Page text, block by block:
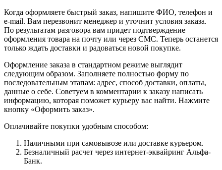
Когда оформляете быстрый заказ, напишите ФИО, телефон и
e-mail. Вам перезвонит менеджер и уточнит условия заказа.
По результатам разговора вам придет подтверждение
оформления товара на почту или через СМС. Теперь останется
только ждать доставки и радоваться новой покупке.
Оформление заказа в стандартном режиме выглядит
следующим образом. Заполняете полностью форму по
последовательным этапам: адрес, способ доставки, оплаты,
данные о себе. Советуем в комментарии к заказу написать
информацию, которая поможет курьеру вас найти. Нажмите
кнопку «Оформить заказ».
Оплачивайте покупки удобным способом:
Наличными при самовывозе или доставке курьером.
Безналичный расчет через интернет-эквайринг Альфа-
Банк.